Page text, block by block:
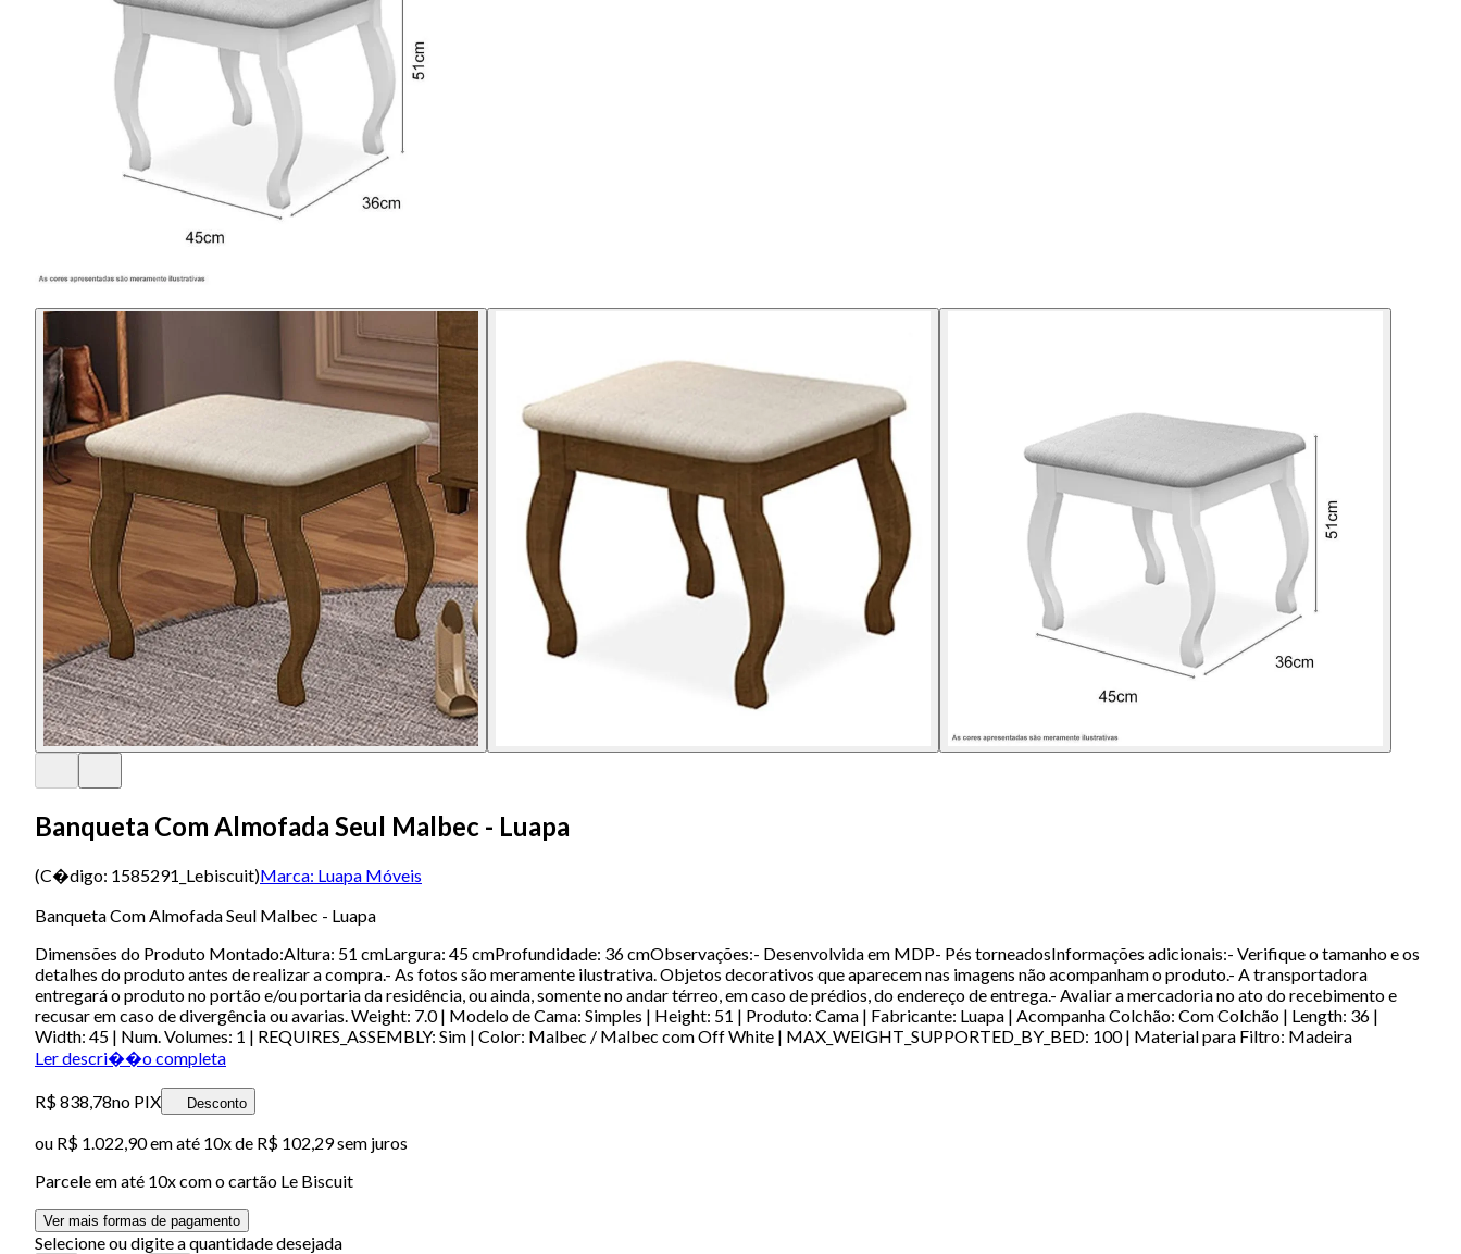
Banqueta Com Almofada Seul Malbec - Luapa
(C�digo: 1585291_Lebiscuit)Marca: Luapa Móveis
Banqueta Com Almofada Seul Malbec - Luapa
Dimensões do Produto Montado:Altura: 51 cmLargura: 45 cmProfundidade: 36 cmObservações:- Desenvolvida em MDP- Pés torneadosInformações adicionais:- Verifique o tamanho e os
detalhes do produto antes de realizar a compra.- As fotos são meramente ilustrativa. Objetos decorativos que aparecem nas imagens não acompanham o produto.- A transportadora
entregará o produto no portão e/ou portaria da residência, ou ainda, somente no andar térreo, em caso de prédios, do endereço de entrega.- Avaliar a mercadoria no ato do recebimento e
recusar em caso de divergência ou avarias. Weight: 7.0 | Modelo de Cama: Simples | Height: 51 | Produto: Cama | Fabricante: Luapa | Acompanha Colchão: Com Colchão | Length: 36 |
Width: 45 | Num. Volumes: 1 | REQUIRES_ASSEMBLY: Sim | Color: Malbec / Malbec com Off White | MAX_WEIGHT_SUPPORTED_BY_BED: 100 | Material para Filtro: Madeira
Ler descri��o completa
R$ 838,78no PIX Desconto
ou R$ 1.022,90em até 10x de R$ 102,29 sem juros
Parcele em até 10x com o cartão Le Biscuit
Ver mais formas de pagamento
Selecione ou digite a quantidade desejada